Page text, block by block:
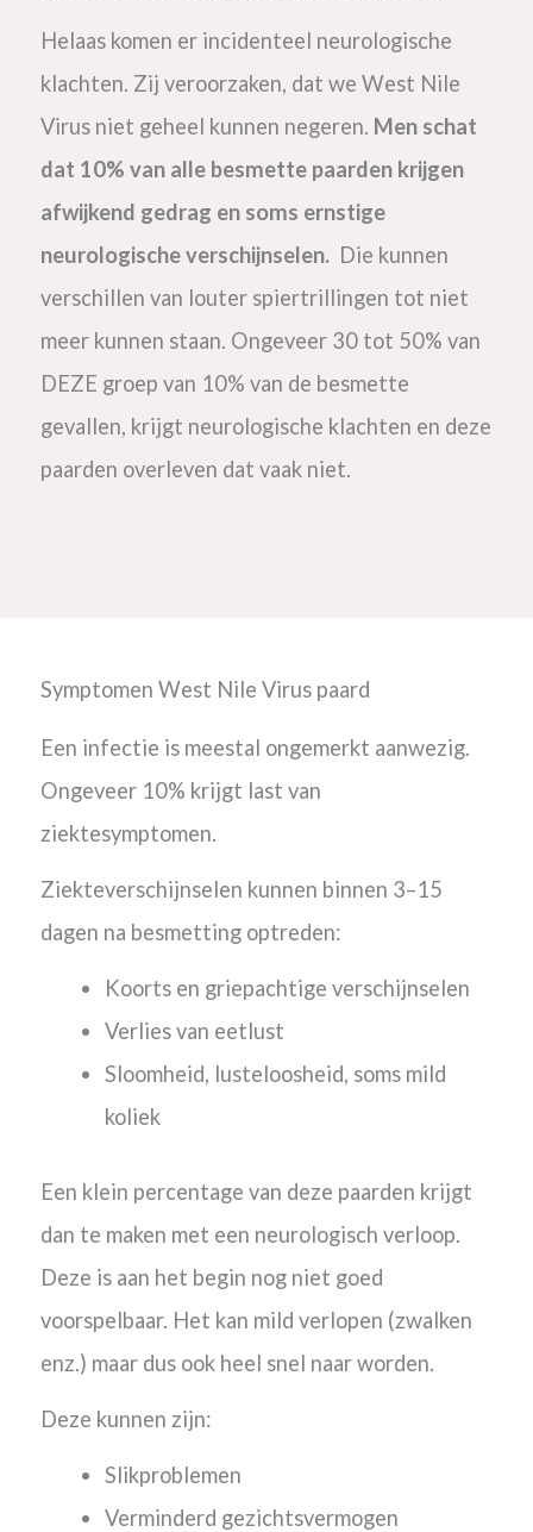
Helaas komen er incidenteel neurologische
klachten. Zij veroorzaken, dat we West Nile
Virus niet geheel kunnen negeren. Men schat
dat 10% van alle besmette paarden krijgen
afwijkend gedrag en soms ernstige
neurologische verschijnselen. Die kunnen
verschillen van louter spiertrillingen tot niet
meer kunnen staan. Ongeveer 30 tot 50% van
DEZE groep van 10% van de besmette
gevallen, krijgt neurologische klachten en deze
paarden overleven dat vaak niet.
Symptomen West Nile Virus paard
Een infectie is meestal ongemerkt aanwezig.
Ongeveer 10% krijgt last van
ziektesymptomen.
Ziekteverschijnselen kunnen binnen 3–15
dagen na besmetting optreden:
Koorts en griepachtige verschijnselen
Verlies van eetlust
Sloomheid, lusteloosheid, soms mild
koliek
Een klein percentage van deze paarden krijgt
dan te maken met een neurologisch verloop.
Deze is aan het begin nog niet goed
voorspelbaar. Het kan mild verlopen (zwalken
enz.) maar dus ook heel snel naar worden.
Deze kunnen zijn:
Slikproblemen
Verminderd gezichtsvermogen